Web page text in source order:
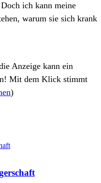
ich kann meine
warum sie sich krank
Anzeige kann ein
Mit dem Klick stimmt
)